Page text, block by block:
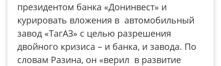
президентом банка «Донинвест» и
курировать вложения в автомобильный
завод «ТагАЗ» с целью разрешения
двойного кризиса – и банка, и завода. По
словам Разина, он «верил в развитие